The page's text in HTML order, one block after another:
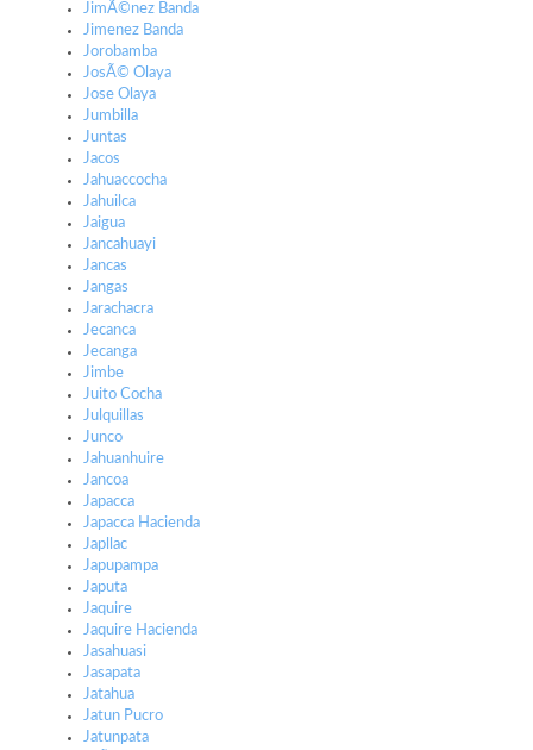
JimÃ©nez Banda
Jimenez Banda
Jorobamba
JosÃ© Olaya
Jose Olaya
Jumbilla
Juntas
Jacos
Jahuaccocha
Jahuilca
Jaigua
Jancahuayi
Jancas
Jangas
Jarachacra
Jecanca
Jecanga
Jimbe
Juito Cocha
Julquillas
Junco
Jahuanhuire
Jancoa
Japacca
Japacca Hacienda
Japllac
Japupampa
Japuta
Jaquire
Jaquire Hacienda
Jasahuasi
Jasapata
Jatahua
Jatun Pucro
Jatunpata